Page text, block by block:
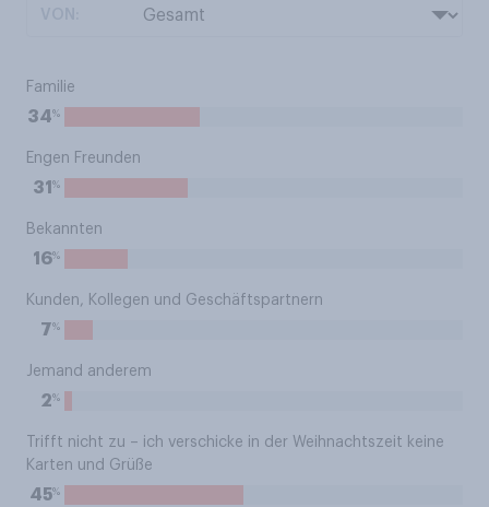
Familie
34%
Engen Freunden
31 %
Bekannten
16%
Kunden, Kollegen und Geschäftspartnern
7%
Jemand anderem
2%
Trifft nicht zu – ich verschicke in der Weihnachtszeit keine
Karten und Grüße
45%